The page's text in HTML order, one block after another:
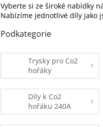
Vyberte si ze široké nabídky
Nabízíme jednotlivé díly jako
Podkategorie
Trysky pro Co2
hořáky
Díly k Co2
hořáku 240A
vodní